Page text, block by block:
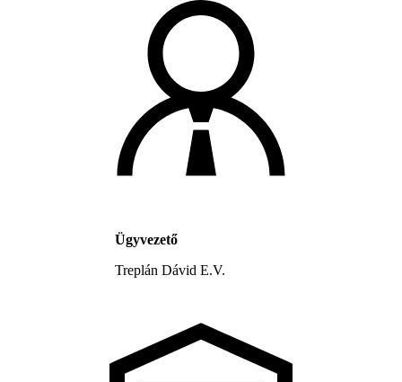
Ügyvezető
Treplán Dávid E.V.